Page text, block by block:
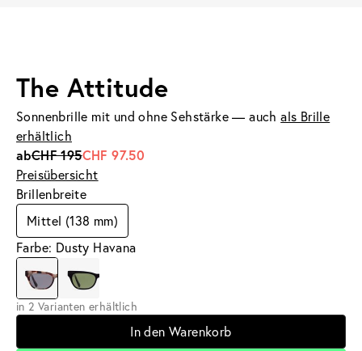
The Attitude
Sonnenbrille mit und ohne Sehstärke — auchals Brille
erhältlich
abCHF 195CHF 97.50
Preisübersicht
Brillenbreite
Mittel (138 mm)
Farbe: Dusty Havana
in 2 Varianten erhältlich
In den Warenkorb